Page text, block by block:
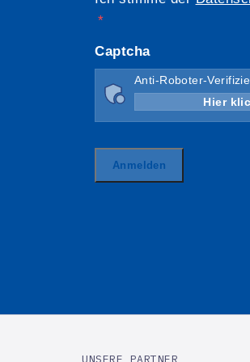
UNSERE PARTNER